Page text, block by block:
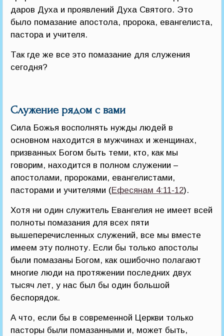
даров Духа и проявлений Духа Святого. Это
было помазание апостола, пророка, евангелиста,
пастора и учителя.
Так где же все это помазание для служения
сегодня?
Служение рядом с вами
Сила Божья восполнять нужды людей в
основном находится в мужчинах и женщинах,
призванных Богом быть теми, кто, как мы
говорим, находится в полном служении –
апостолами, пророками, евангелистами,
пасторами и учителями (Ефесянам 4:11-12).
Хотя ни один служитель Евангелия не имеет всей
полноты помазания для всех пяти
вышеперечисленных служений, все мы вместе
имеем эту полноту. Если бы только апостолы
были помазаны Богом, как ошибочно полагают
многие люди на протяжении последних двух
тысяч лет, у нас был бы один большой
беспорядок.
А что, если бы в современной Церкви только
пасторы были помазанными и, может быть,